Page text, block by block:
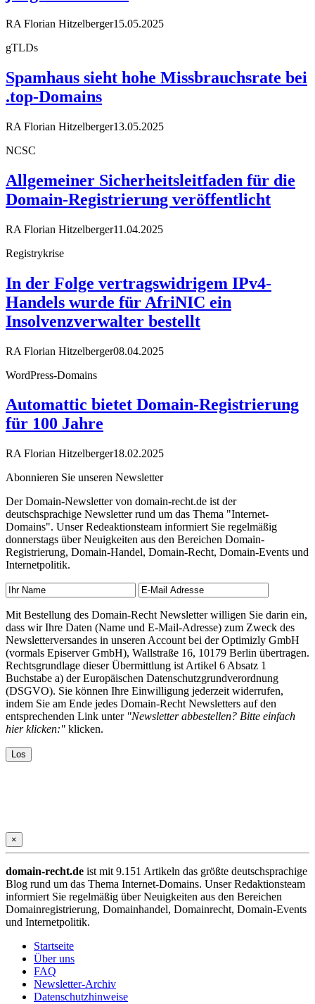
RA Florian Hitzelberger15.05.2025
gTLDs
Spamhaus sieht hohe Missbrauchsrate bei
.top-Domains
RA Florian Hitzelberger13.05.2025
NCSC
Allgemeiner Sicherheitsleitfaden für die
Domain-Registrierung veröffentlicht
RA Florian Hitzelberger11.04.2025
Registrykrise
In der Folge vertragswidrigem IPv4-
Handels wurde für AfriNIC ein
Insolvenzverwalter bestellt
RA Florian Hitzelberger08.04.2025
WordPress-Domains
Automattic bietet Domain-Registrierung
für 100 Jahre
RA Florian Hitzelberger18.02.2025
Abonnieren Sie unseren Newsletter
Der Domain-Newsletter von domain-recht.de ist der
deutschsprachige Newsletter rund um das Thema "Internet-
Domains". Unser Redeaktionsteam informiert Sie regelmäßig
donnerstags über Neuigkeiten aus den Bereichen Domain-
Registrierung, Domain-Handel, Domain-Recht, Domain-Events und
Internetpolitik.
Mit Bestellung des Domain-Recht Newsletter willigen Sie darin ein,
dass wir Ihre Daten (Name und E-Mail-Adresse) zum Zweck des
Newsletterversandes in unseren Account bei der Optimizly GmbH
(vormals Episerver GmbH), Wallstraße 16, 10179 Berlin übertragen.
Rechtsgrundlage dieser Übermittlung ist Artikel 6 Absatz 1
Buchstabe a) der Europäischen Datenschutzgrundverordnung
(DSGVO). Sie können Ihre Einwilligung jederzeit widerrufen,
indem Sie am Ende jedes Domain-Recht Newsletters auf den
entsprechenden Link unter "Newsletter abbestellen? Bitte einfach
hier klicken:" klicken.
×
domain-recht.de ist mit 9.151 Artikeln das größte deutschsprachige
Blog rund um das Thema Internet-Domains. Unser Redaktionsteam
informiert Sie regelmäßig über Neuigkeiten aus den Bereichen
Domainregistrierung, Domainhandel, Domainrecht, Domain-Events
und Internetpolitik.
Startseite
Über uns
FAQ
Newsletter-Archiv
Datenschutzhinweise